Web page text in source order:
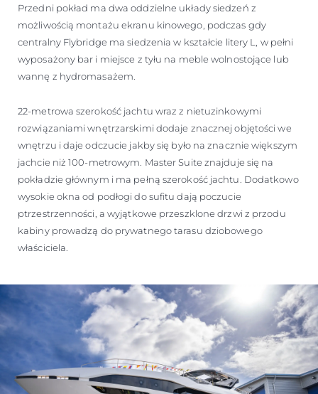
Przedni pokład ma dwa oddzielne układy siedzeń z
możliwością montażu ekranu kinowego, podczas gdy
centralny Flybridge ma siedzenia w kształcie litery L, w pełni
wyposażony bar i miejsce z tyłu na meble wolnostojące lub
wannę z hydromasażem.
22-metrowa szerokość jachtu wraz z nietuzinkowymi
rozwiązaniami wnętrzarskimi dodaje znacznej objętości we
wnętrzu i daje odczucie jakby się było na znacznie większym
jachcie niż 100-metrowym. Master Suite znajduje się na
pokładzie głównym i ma pełną szerokość jachtu. Dodatkowo
wysokie okna od podłogi do sufitu dają poczucie
ptrzestrzenności, a wyjątkowe przeszklone drzwi z przodu
kabiny prowadzą do prywatnego tarasu dziobowego
właściciela.